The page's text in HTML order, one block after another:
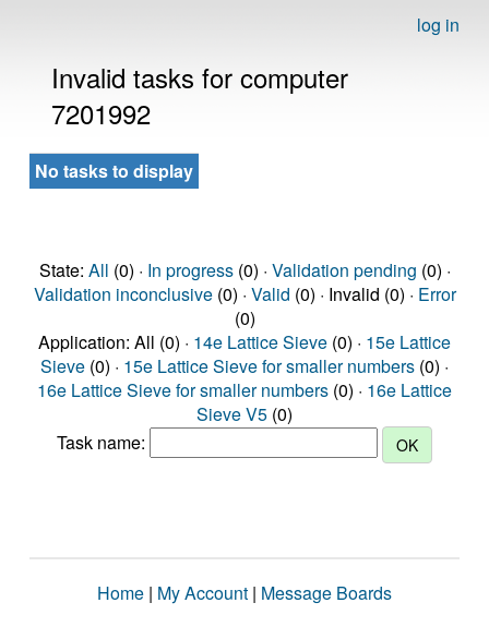
log in
Invalid tasks for computer
7201992
No tasks to display
State: All (0) · In progress(0) · Validation pending (0) ·
Validation inconclusive(0) · Valid (0) · Invalid (0) · Error
(0)
Application: All (0) · 14e Lattice Sieve (0) · 15e Lattice
Sieve (0) · 15e Lattice Sieve for smaller numbers (0) ·
16e Lattice Sieve for smaller numbers (0) · 16e Lattice
Sieve V5 (0)
Task name:
Home | My Account | Message Boards